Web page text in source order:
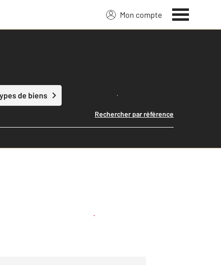
Mon compte
de biens Lancer ma recherche
Rechercher par référence
Créer une alerte